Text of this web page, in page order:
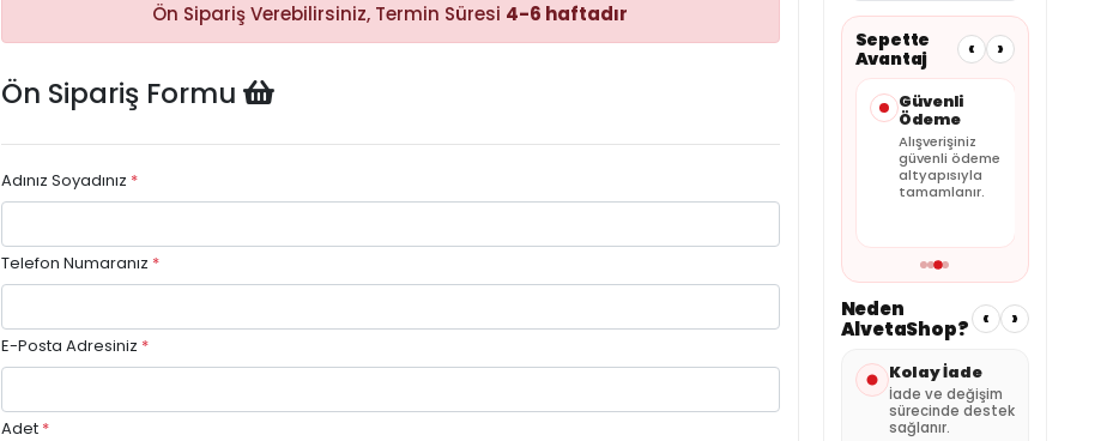
Ön Sipariş Verebilirsiniz, Termin Süresi 4-6 haftadır
Ön Sipariş Formu
Adınız Soyadınız *
Telefon Numaranız *
E-Posta Adresiniz *
Adet *
Sepette
Avantaj
‹ ›
Sepete
kolayca
Kartınıza
görebilirsiniz.
Alışverişiniz
Faturalı
Satış
Tüm siparişler
faturalı olarak
gönderilir.
Neden
AlvetaShop?
‹ ›
Hızlı Gönderi
göre hızlı kargo
Kolay İade
İade ve değişim
sürecinde destek
sağlanır.